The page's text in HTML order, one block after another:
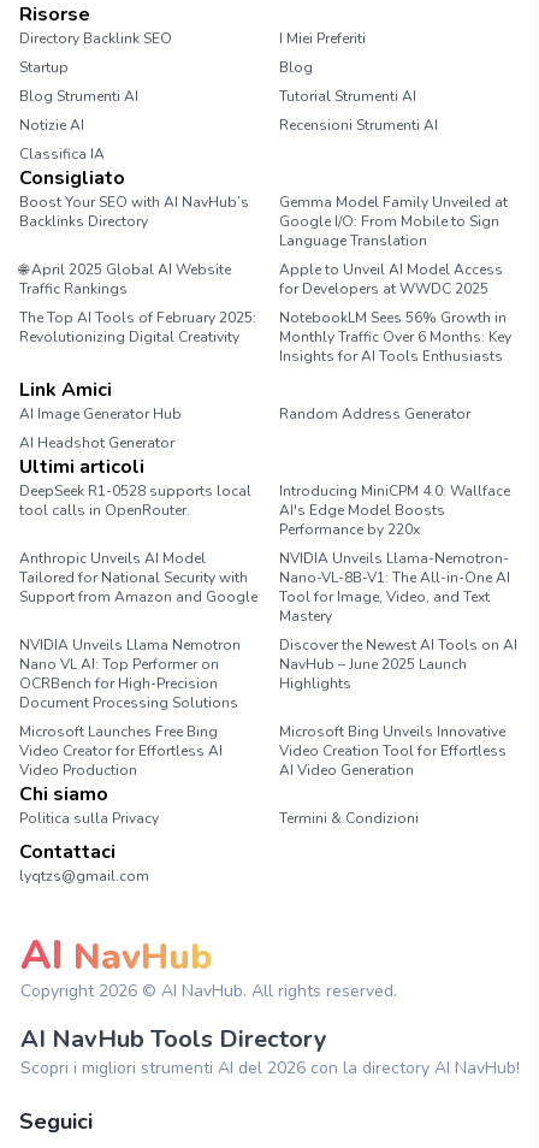
Risorse
Directory Backlink SEO
I Miei Preferiti
Startup
Blog
Blog Strumenti AI
Tutorial Strumenti AI
Notizie AI
Recensioni Strumenti AI
Classifica IA
Consigliato
Boost Your SEO with AI NavHub’s
Backlinks Directory
Gemma Model Family Unveiled at
Google I/O: From Mobile to Sign
Language Translation
🌐 April 2025 Global AI Website
Traffic Rankings
Apple to Unveil AI Model Access
for Developers at WWDC 2025
The Top AI Tools of February 2025:
Revolutionizing Digital Creativity
NotebookLM Sees 56% Growth in
Monthly Traffic Over 6 Months: Key
Insights for AI Tools Enthusiasts
Link Amici
AI Image Generator Hub
Random Address Generator
AI Headshot Generator
Ultimi articoli
DeepSeek R1-0528 supports local
tool calls in OpenRouter.
Introducing MiniCPM 4.0: Wallface
AI's Edge Model Boosts
Performance by 220x
Anthropic Unveils AI Model
Tailored for National Security with
Support from Amazon and Google
NVIDIA Unveils Llama-Nemotron-
Nano-VL-8B-V1: The All-in-One AI
Tool for Image, Video, and Text
Mastery
NVIDIA Unveils Llama Nemotron
Nano VL AI: Top Performer on
OCRBench for High-Precision
Document Processing Solutions
Discover the Newest AI Tools on AI
NavHub – June 2025 Launch
Highlights
Microsoft Launches Free Bing
Video Creator for Effortless AI
Video Production
Microsoft Bing Unveils Innovative
Video Creation Tool for Effortless
AI Video Generation
Chi siamo
Politica sulla Privacy Termini & Condizioni
Contattaci
lyqtzs@gmail.com
AI NavHub
Copyright 2026© AI NavHub. All rights reserved.
AI NavHub Tools Directory
Scopri i migliori strumenti AI del 2026 con la directory AI NavHub!
Seguici